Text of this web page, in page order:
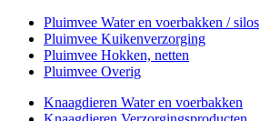
Pluimvee Water en voerbakken / silos
Pluimvee Kuikenverzorging
Pluimvee Hokken, netten
Pluimvee Overig
Knaagdieren Water en voerbakken